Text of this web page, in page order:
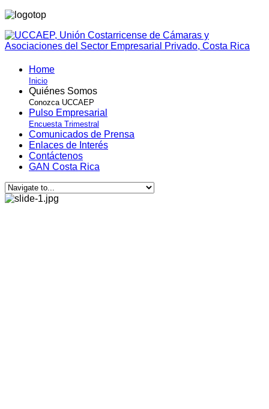
Home
Inicio
Quiénes Somos
Conozca UCCAEP
Pulso Empresarial
Encuesta Trimestral
Comunicados de Prensa
Enlaces de Interés
Contáctenos
GAN Costa Rica